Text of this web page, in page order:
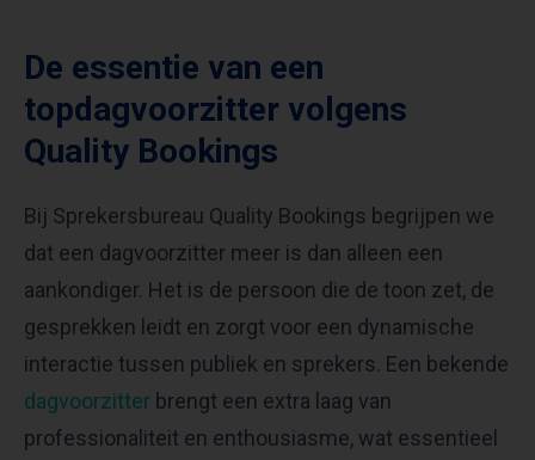
De essentie van een
topdagvoorzitter volgens
Quality Bookings
Bij Sprekersbureau Quality Bookings begrijpen we
dat een dagvoorzitter meer is dan alleen een
aankondiger. Het is de persoon die de toon zet, de
gesprekken leidt en zorgt voor een dynamische
interactie tussen publiek en sprekers. Een bekende
dagvoorzitter brengt een extra laag van
professionaliteit en enthousiasme, wat essentieel